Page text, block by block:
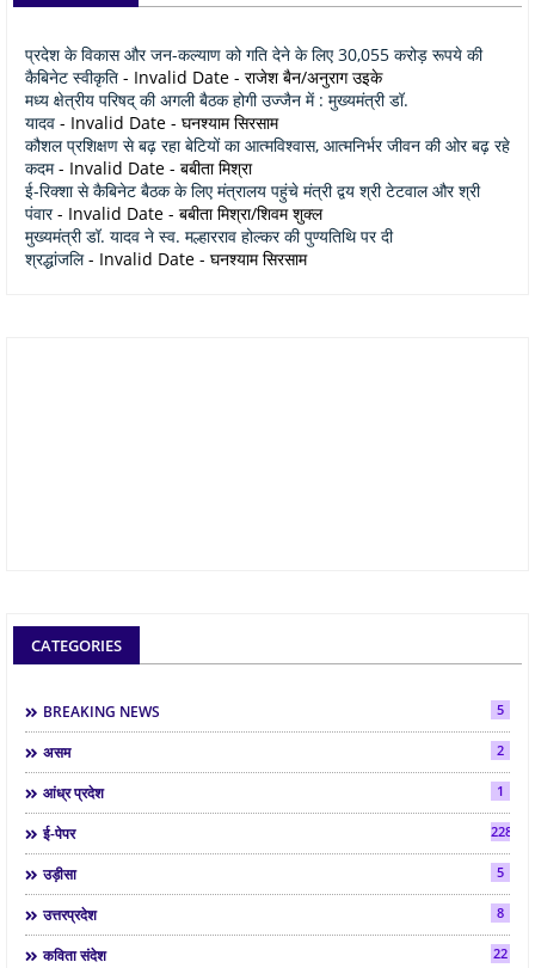
प्रदेश के विकास और जन-कल्याण को गति देने के लिए 30,055 करोड़ रूपये की
कैबिनेट स्वीकृति - Invalid Date - राजेश बैन/अनुराग उइके
मध्य क्षेत्रीय परिषद् की अगली बैठक होगी उज्जैन में : मुख्यमंत्री डॉ.
यादव - Invalid Date - घनश्याम सिरसाम
कौशल प्रशिक्षण से बढ़ रहा बेटियों का आत्मविश्वास, आत्मनिर्भर जीवन की ओर बढ़ रहे
कदम- Invalid Date - बबीता मिश्रा
ई-रिक्शा से कैबिनेट बैठक के लिए मंत्रालय पहुंचे मंत्री द्वय श्री टेटवाल और श्री
पंवार- Invalid Date - बबीता मिश्रा/शिवम शुक्ल
मुख्यमंत्री डॉ. यादव ने स्व. मल्हारराव होल्कर की पुण्यतिथि पर दी
श्रद्धांजलि- Invalid Date - घनश्याम सिरसाम
CATEGORIES
BREAKING NEWS 5
असम 2
आंध्र प्रदेश 1
ई-पेपर 2286
उड़ीसा 5
उत्तरप्रदेश 8
कविता संदेश 22